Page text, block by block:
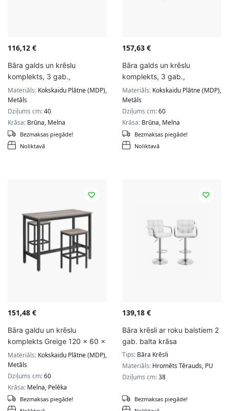
116,12 €
Bāra galds un krēslu
komplekts, 3 gab.,
brūns/melns
Materiāls: Kokskaidu Plātne (MDP),
Metāls
Dziļums cm:40
Krāsa: Brūna, Melna
Noliktavā
Bezmaksas piegāde!
157,63 €
Bāra galds un krēslu
komplekts, 3 gab.,
brūns/melns
Materiāls: Kokskaidu Plātne (MDP),
Metāls
Dziļums cm:60
Krāsa: Brūna, Melna
Noliktavā
Bezmaksas piegāde!
151,48 €
Bāra galdu un krēslu
komplekts Greige 120 x 60 x
90 cm., pelēks/melns
Materiāls: Kokskaidu Plātne (MDP),
Metāls
Dziļums cm:60
Krāsa: Melna, Pelēka
Bezmaksas piegāde!
139,18 €
Bāra krēsli ar roku balstiem 2
gab. balta krāsa
Tips: Bāra Krēsli
Materiāls: Hromēts Tērauds, PU
Dziļums cm:38
Bezmaksas piegāde!